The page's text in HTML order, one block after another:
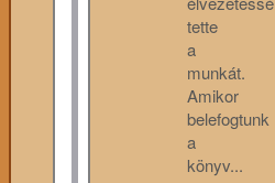
tette
a
munkát.
Amikor
belefogtunk
a
könyv...